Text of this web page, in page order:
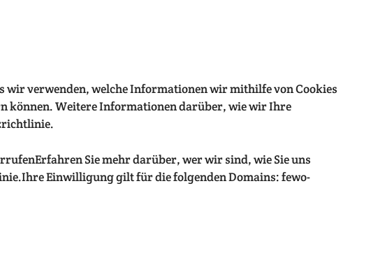
wir verwenden, welche Informationen wir mithilfe von Cookies
können. Weitere Informationen darüber, wie wir Ihre
Sie mehr darüber, wer wir sind, wie Sie uns
Einwilligung gilt für die folgenden Domains: fewo-